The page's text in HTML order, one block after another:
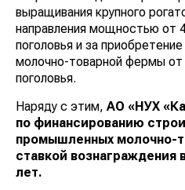
выращивания крупного
направления мощностью от
поголовья и за
молочно-товарной фермы от
поголовья.
Наряду с этим, АО «НУХ
по финансированию
промышленных молочно-
ставкой вознаграждения
лет.